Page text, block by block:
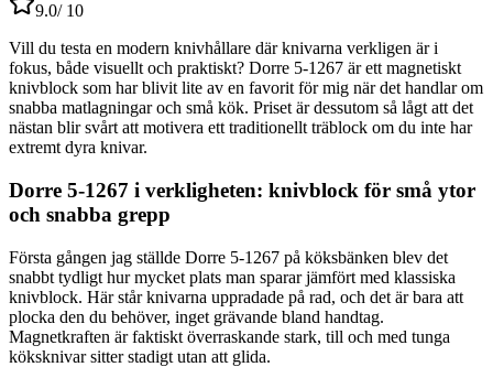
9.0/ 10
Vill du testa en modern knivhållare där knivarna verkligen är i
fokus, både visuellt och praktiskt? Dorre 5-1267 är ett magnetiskt
knivblock som har blivit lite av en favorit för mig när det handlar om
snabba matlagningar och små kök. Priset är dessutom så lågt att det
nästan blir svårt att motivera ett traditionellt träblock om du inte har
extremt dyra knivar.
Dorre 5-1267 i verkligheten: knivblock för små ytor
och snabba grepp
Första gången jag ställde Dorre 5-1267 på köksbänken blev det
snabbt tydligt hur mycket plats man sparar jämfört med klassiska
knivblock. Här står knivarna uppradade på rad, och det är bara att
plocka den du behöver, inget grävande bland handtag.
Magnetkraften är faktiskt överraskande stark, till och med tunga
köksknivar sitter stadigt utan att glida.